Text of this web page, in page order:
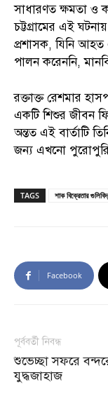
সাধারণত ক্ষমতা ও
চট্টগ্রামের এই
প্রশাসক, যিনি আহত
পালন করেননি,
রক্তাক্ত রেশমার
একটি শিশুর জীবন
অন্তত এই বার্তাটি
জন্য এখনো পুরোপুরি
TAGS শাক বিক্রেতার
Facebook
পূর্ববর্তী নিবন্ধ
শুভেচ্ছা সফরে
যুদ্ধজাহাজ